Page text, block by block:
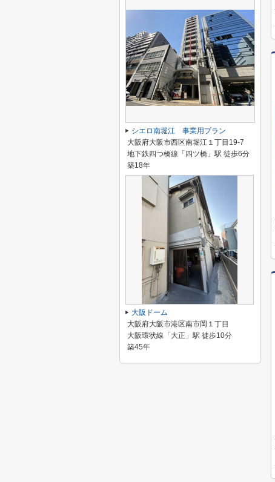
シエロ南堀江 事業用プラン
大阪府大阪市西区南堀江１丁目19-7
地下鉄四つ橋線「四ツ橋」駅 徒歩6分
築18年
大阪ドーム
大阪府大阪市港区南市岡１丁目
大阪環状線「大正」駅 徒歩10分
築45年